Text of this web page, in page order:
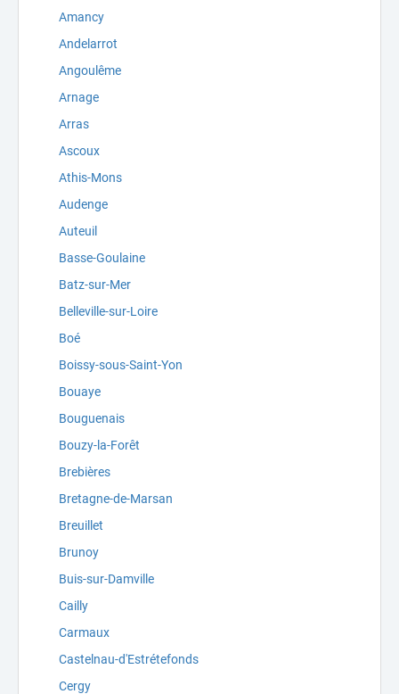
Amancy
Andelarrot
Angoulême
Arnage
Arras
Ascoux
Athis-Mons
Audenge
Auteuil
Basse-Goulaine
Batz-sur-Mer
Belleville-sur-Loire
Boé
Boissy-sous-Saint-Yon
Bouaye
Bouguenais
Bouzy-la-Forêt
Brebières
Bretagne-de-Marsan
Breuillet
Brunoy
Buis-sur-Damville
Cailly
Carmaux
Castelnau-d'Estrétefonds
Cergy